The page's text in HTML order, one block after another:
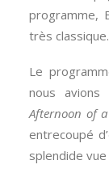
programme,
très classique.
Le
nous
Afternoon of
entrecoupé
splendide